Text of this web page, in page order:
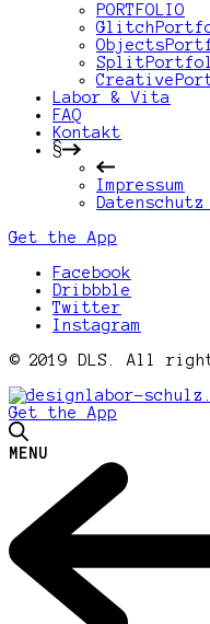
PORTFOLIO
Labor & Vita
FAQ
Kontakt
§
Impressum
Datenschutz
Get the App
Facebook
Dribbble
Twitter
Instagram
© 2019 DLS. All
Get the App
MENU